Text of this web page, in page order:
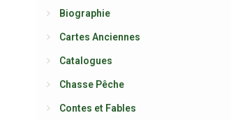
Biographie
Cartes Anciennes
Catalogues
Chasse Pêche
Contes et Fables